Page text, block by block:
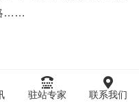
……
荐”
驻站专家 联系我们